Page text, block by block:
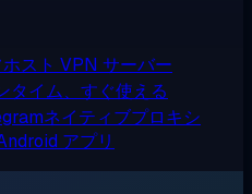
スト VPN サーバー
タイム、すぐ使える
ネイティブプロキシ
アプリ